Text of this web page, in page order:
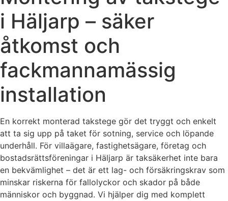
i Häljarp – säker
åtkomst och
fackmannamässig
installation
En korrekt monterad takstege gör det tryggt och enkelt
att ta sig upp på taket för sotning, service och löpande
underhåll. För villaägare, fastighetsägare, företag och
bostadsrättsföreningar i Häljarp är taksäkerhet inte bara
en bekvämlighet – det är ett lag- och försäkringskrav som
minskar riskerna för fallolyckor och skador på både
människor och byggnad. Vi hjälper dig med komplett